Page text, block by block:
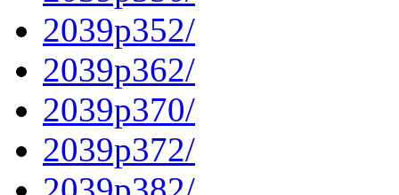
2039p352/
2039p362/
2039p370/
2039p372/